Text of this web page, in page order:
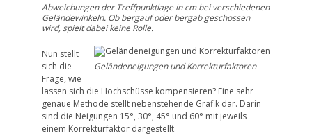
Abweichungen der Treffpunktlage in cm bei verschiedenen
Geländewinkeln. Ob bergauf oder bergab geschossen
wird, spielt dabei keine Rolle.
Geländeneigungen und Korrekturfaktoren
Nun stellt
sich die
Frage, wie
lassen sich die Hochschüsse kompensieren? Eine sehr
genaue Methode stellt nebenstehende Grafik dar. Darin
sind die Neigungen 15°, 30°, 45° und 60° mit jeweils
einem Korrekturfaktor dargestellt.